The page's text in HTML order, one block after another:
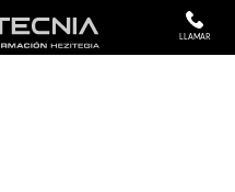
LLAMAR